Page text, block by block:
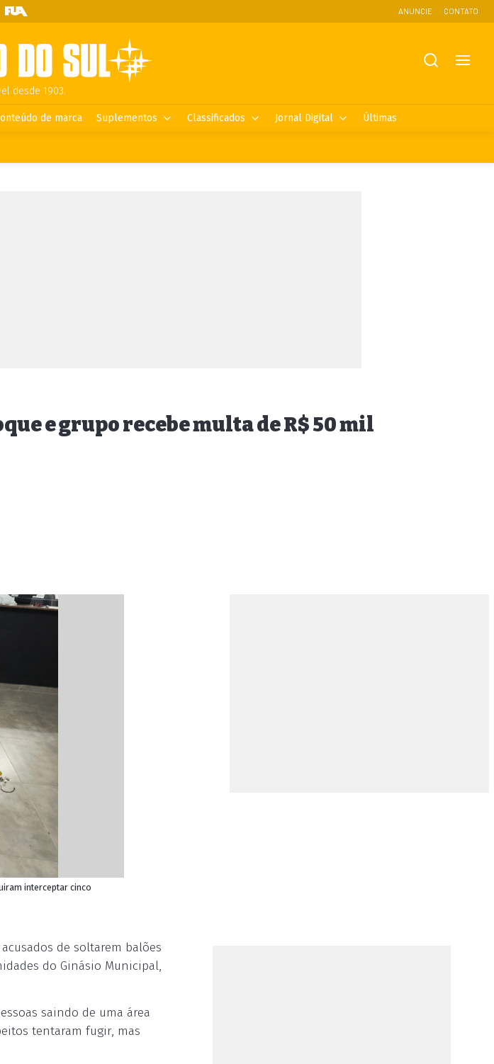
ANUNCIE CONTATO
desde 1903.
de marca Suplementos Classificados Jornal Digital Últimas
e grupo recebe multa de R$ 50 mil
interceptar cinco
de soltarem balões
do Ginásio Municipal,
saindo de uma área
tentaram fugir, mas